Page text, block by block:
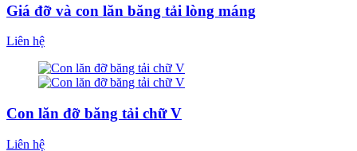
Giá đỡ và con lăn băng tải lòng máng
Liên hệ
Con lăn đỡ băng tải chữ V
Liên hệ